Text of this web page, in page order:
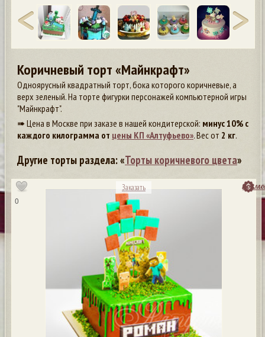
Коричневый торт «Майнкрафт»
Одноярусный квадратный торт, бока которого коричневые, а
верх зеленый. На торте фигурки персонажей компьютерной игры
"Майнкрафт".
➠ Цена в Москве при заказе в нашей кондитерской: минус 10% с
каждого килограмма от цены КП «Алтуфьево». Вес от 2 кг.
Другие торты раздела: «Торты коричневого цвета»
0
Заказать